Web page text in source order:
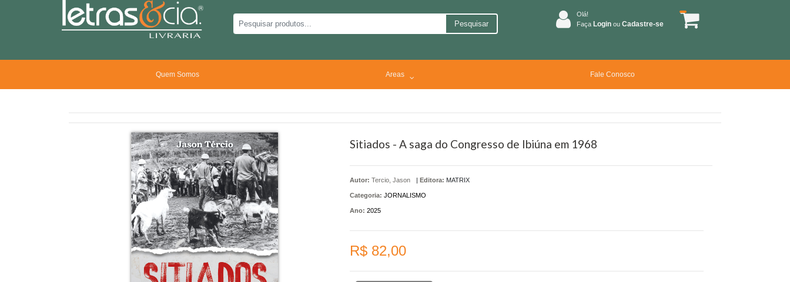
Pesquisar
Olá!
Faça Login ou Cadastre-se
Quem Somos Areas Fale Conosco
Sitiados - A saga do Congresso de Ibiúna em 1968
Autor: Tercio, Jason | Editora: MATRIX
Categoria: JORNALISMO
Ano: 2025
R$ 82,00